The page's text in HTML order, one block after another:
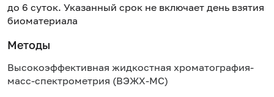
до 6 суток. Указанный срок не включает день взятия
биоматериала
Методы
Высокоэффективная жидкостная хроматография-
масс-спектрометрия (ВЭЖХ-МС)